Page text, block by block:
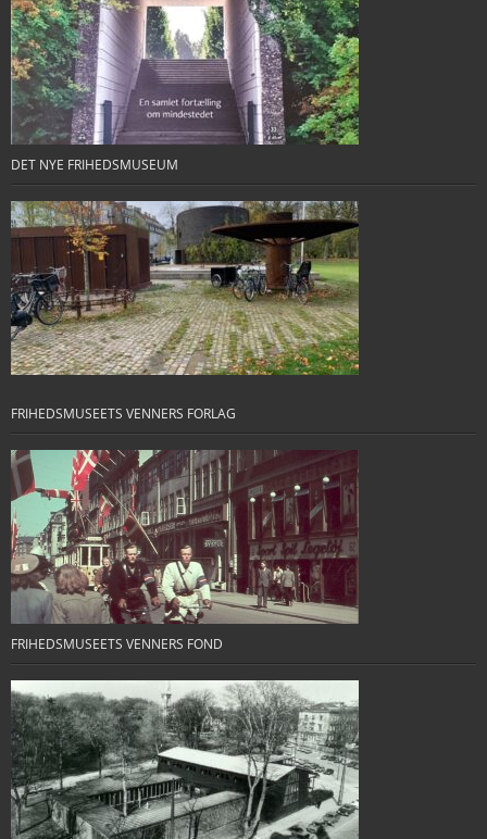
DET NYE FRIHEDSMUSEUM
FRIHEDSMUSEETS VENNERS FORLAG
FRIHEDSMUSEETS VENNERS FOND